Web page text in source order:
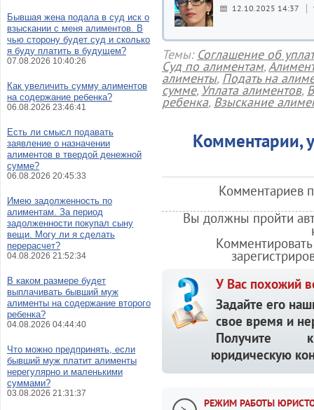
12.10.2025 14:37
Темы: Соглашение об
Суд по алиментам,
алименты, Подать на
сумме, Уплата алиментов,
ребенка, Взыскание
Комментарии,
Комментариев
Вы должны пройти
У Вас похожий
Задайте его
свое время и
Получите
юридическую
РЕЖИМ РАБОТЫ
Бывшая жена подала в суд иск о
взыскании с меня алиментов. В
чью сторону будет суд и сколько
я буду платить в будущем?
07.08.2026 10:40:26
Как увеличить сумму алиментов
на содержание ребенка?
06.08.2026 23:46:41
Есть ли смысл подавать
заявление о назначении
алиментов в твердой денежной
сумме?
06.08.2026 20:45:33
Имею задолженность по
алиментам. За период
задолженности покупал сыну
вещи. Могу ли я сделать
перерасчет?
04.08.2026 21:52:34
В каком размере будет
выплачивать бывший муж
алименты на содержание второго
ребенка?
04.08.2026 04:44:40
Что можно предпринять, если
бывший муж платит алименты
нерегулярно и маленькими
суммами?
03.08.2026 21:31:37